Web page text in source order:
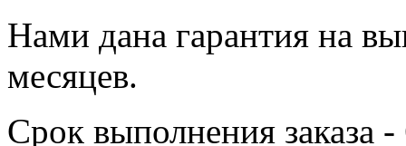
Нами дана гарантия на
месяцев.
Срок выполнения заказа